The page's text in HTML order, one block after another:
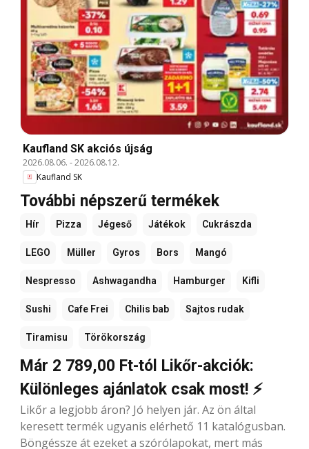
Kaufland SK akciós újság
2026.08.06. -2026.08.12.
Kaufland SK
További népszerű termékek
Hír Pizza Jégeső Játékok Cukrászda
LEGO Müller Gyros Bors Mangó
Nespresso Ashwagandha Hamburger Kifli
Sushi Cafe Frei Chilis bab Sajtos rudak
Tiramisu Törökország
Már 2 789,00 Ft-tól Likőr-akciók:
Különleges ajánlatok csak most! ⚡
Likőr a legjobb áron? Jó helyen jár. Az ön által
keresett termék ugyanis elérhető 11 katalógusban.
Böngéssze át ezeket a szórólapokat, mert más